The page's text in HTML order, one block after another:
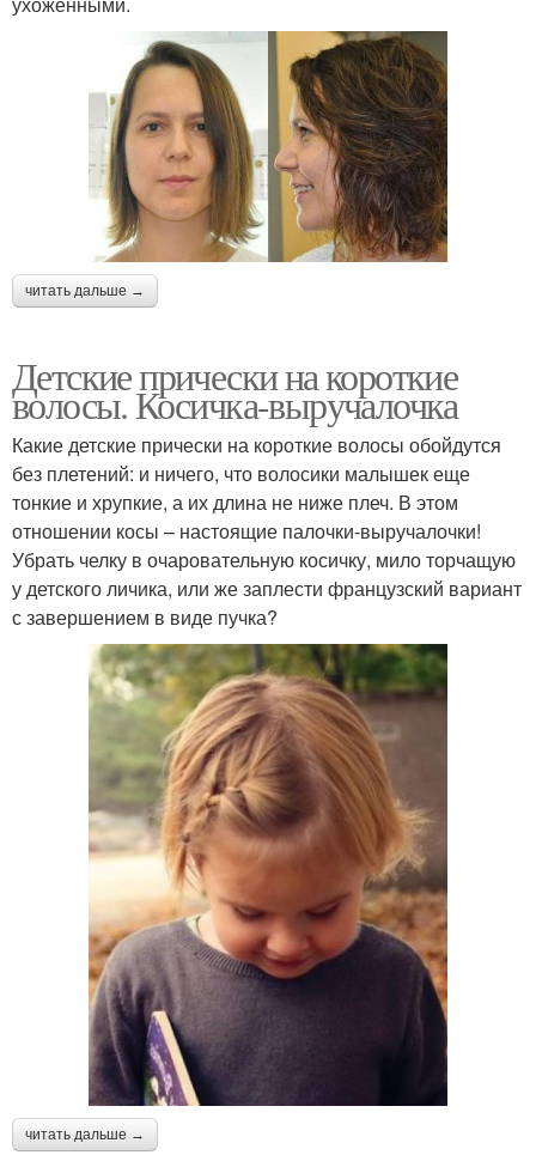
читать дальше →
Детские прически на короткие
волосы. Косичка-выручалочка
Какие детские прически на короткие волосы обойдутся
без плетений: и ничего, что волосики малышек еще
тонкие и хрупкие, а их длина не ниже плеч. В этом
отношении косы – настоящие палочки-выручалочки!
Убрать челку в очаровательную косичку, мило торчащую
у детского личика, или же заплести французский вариант
с завершением в виде пучка?
читать дальше →